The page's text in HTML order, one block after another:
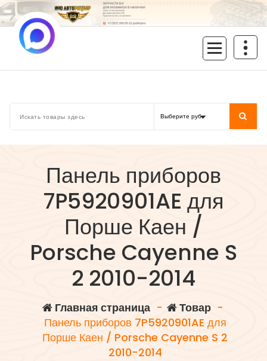
Перейти
к
содержимому
Панель приборов
7P5920901AE для
Порше Каен /
Porsche Cayenne S
2 2010-2014
Главная страница- Товар-
Панель приборов 7P5920901AE для
Порше Каен / Porsche Cayenne S 2
2010-2014